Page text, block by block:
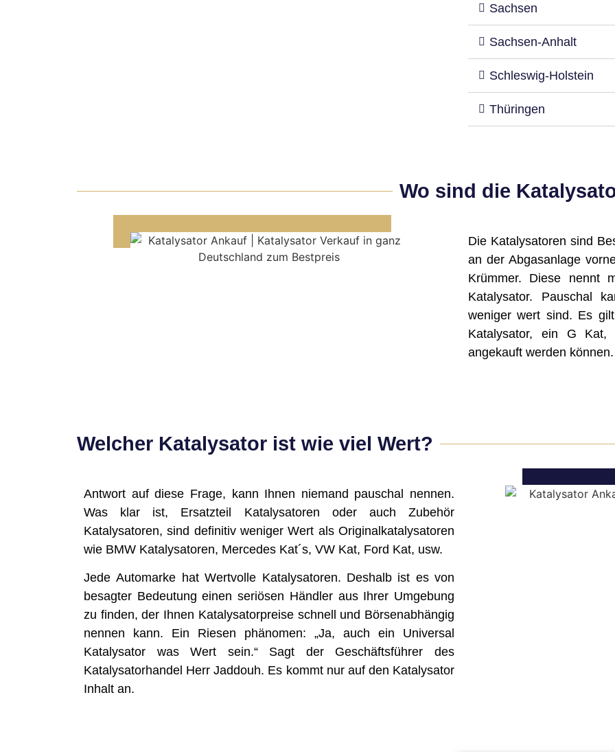
Sachsen
Sachsen-Anhalt
Schleswig-Holstein
Thüringen
Wo sind die
Die Katalysatoren sind
an der Abgasanlage
Krümmer. Diese nennt
Katalysator. Pauschal
weniger wert sind. Es
Katalysator, ein G
angekauft werden können.
Welcher Katalysator ist wie viel Wert?
Antwort auf diese Frage, kann Ihnen niemand pauschal nennen.
Was klar ist, Ersatzteil Katalysatoren oder auch Zubehör
Katalysatoren, sind definitiv weniger Wert als Originalkatalysatoren
wie BMW Katalysatoren, Mercedes Kat´s, VW Kat, Ford Kat, usw.
Jede Automarke hat Wertvolle Katalysatoren. Deshalb ist es von
besagter Bedeutung einen seriösen Händler aus Ihrer Umgebung
zu finden, der Ihnen Katalysatorpreise schnell und Börsenabhängig
nennen kann. Ein Riesen phänomen: „Ja, auch ein Universal
Katalysator was Wert sein.“ Sagt der Geschäftsführer des
Katalysatorhandel Herr Jaddouh. Es kommt nur auf den Katalysator
Inhalt an.